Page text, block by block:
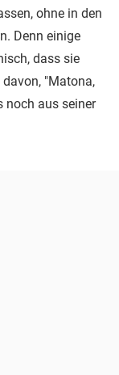
ohne in den
Denn einige
dass sie
"Matona,
noch aus seiner